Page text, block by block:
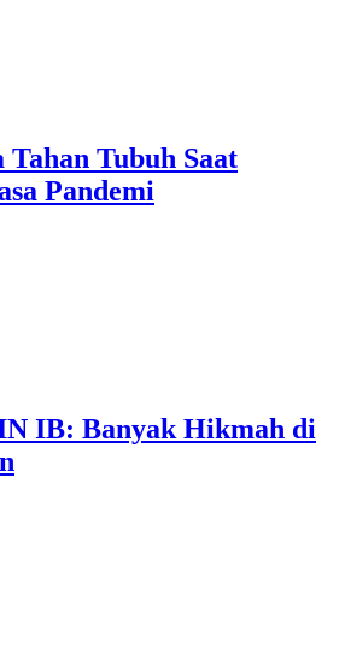
Tahan Tubuh Saat
Pandemi
IB: Banyak Hikmah di